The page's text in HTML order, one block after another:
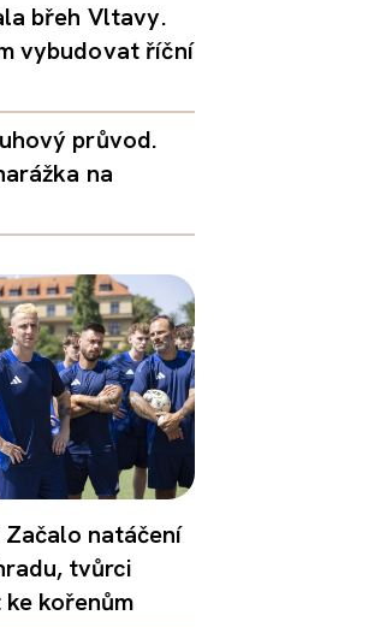
břeh Vltavy.
vybudovat říční
průvod.
na
Začalo natáčení
tvůrci
kořenům